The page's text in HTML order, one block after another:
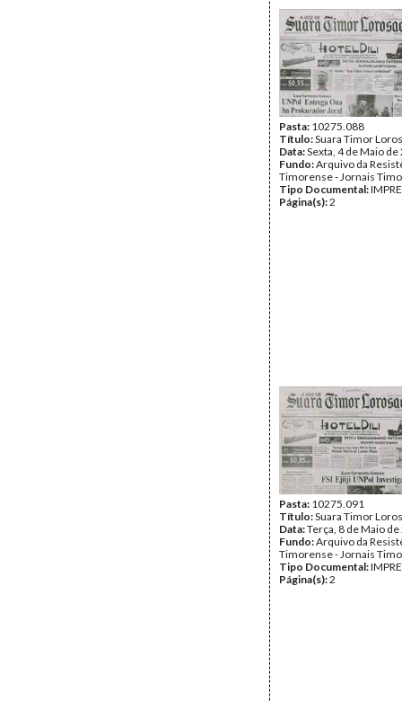
Pasta: 10275.088
Título:Suara Timor
Data:Sexta, 4 de Maio de
Fundo:Arquivo da
Timorense - Jornais
Tipo Documental:
Página(s):2
Pasta: 10275.091
Título:Suara Timor
Data:Terça, 8 de Maio
Fundo:Arquivo da
Timorense - Jornais
Tipo Documental:
Página(s):2